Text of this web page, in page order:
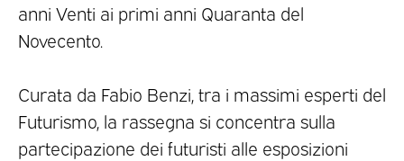
anni Venti ai primi anni Quaranta del
Novecento.
Curata da Fabio Benzi, tra i massimi esperti del
Futurismo, la rassegna si concentra sulla
partecipazione dei futuristi alle esposizioni